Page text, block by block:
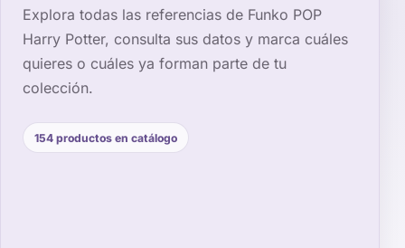
Explora todas las referencias de Funko POP
Harry Potter, consulta sus datos y marca cuáles
quieres o cuáles ya forman parte de tu
colección.
154 productos en catálogo